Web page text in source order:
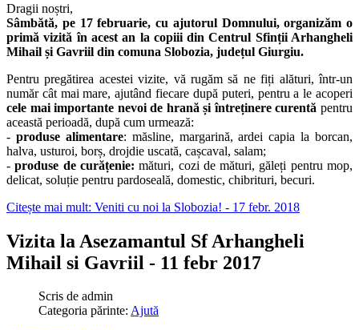
Dragii noștri,
Sâmbătă, pe 17 februarie, cu ajutorul Domnului, organizăm o
primă vizită în acest an la copiii din Centrul Sfinții Arhangheli
Mihail și Gavriil din comuna Slobozia, județul Giurgiu.
Pentru pregătirea acestei vizite, vă rugăm să ne fiți alături, într-un
număr cât mai mare, ajutând fiecare după puteri, pentru a le acoperi
cele mai importante nevoi de hrană și întreținere curentă pentru
această perioadă, după cum urmează:
- produse alimentare: măsline, margarină, ardei capia la borcan,
halva, usturoi, borș, drojdie uscată, cașcaval, salam;
-produse de curățenie: mături, cozi de mături, găleți pentru mop,
delicat, soluție pentru pardoseală, domestic, chibrituri, becuri.
Citește mai mult: Veniti cu noi la Slobozia! - 17 febr. 2018
Vizita la Asezamantul Sf Arhangheli
Mihail si Gavriil - 11 febr 2017
Scris de admin
Categoria părinte: Ajută